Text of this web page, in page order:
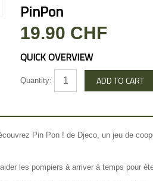
PinPon
19.90 CHF
QUICK OVERVIEW
Quantity:
Pin Pon ! de Djeco, un jeu de
les pompiers à arriver à temps pour